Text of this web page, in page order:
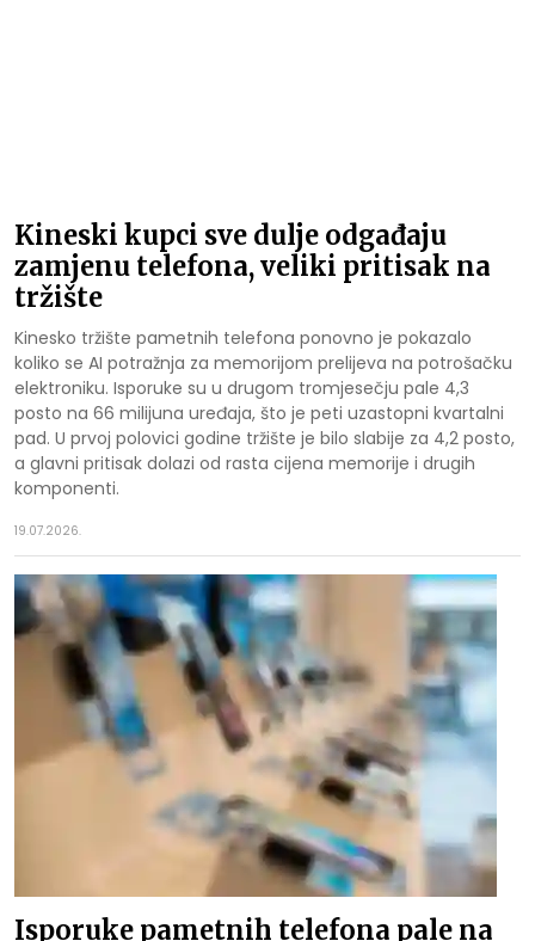
Kineski kupci sve dulje odgađaju
zamjenu telefona, veliki pritisak na
tržište
Kinesko tržište pametnih telefona ponovno je pokazalo
koliko se AI potražnja za memorijom prelijeva na potrošačku
elektroniku. Isporuke su u drugom tromjesečju pale 4,3
posto na 66 milijuna uređaja, što je peti uzastopni kvartalni
pad. U prvoj polovici godine tržište je bilo slabije za 4,2 posto,
a glavni pritisak dolazi od rasta cijena memorije i drugih
komponenti.
19.07.2026.
Isporuke pametnih telefona pale na